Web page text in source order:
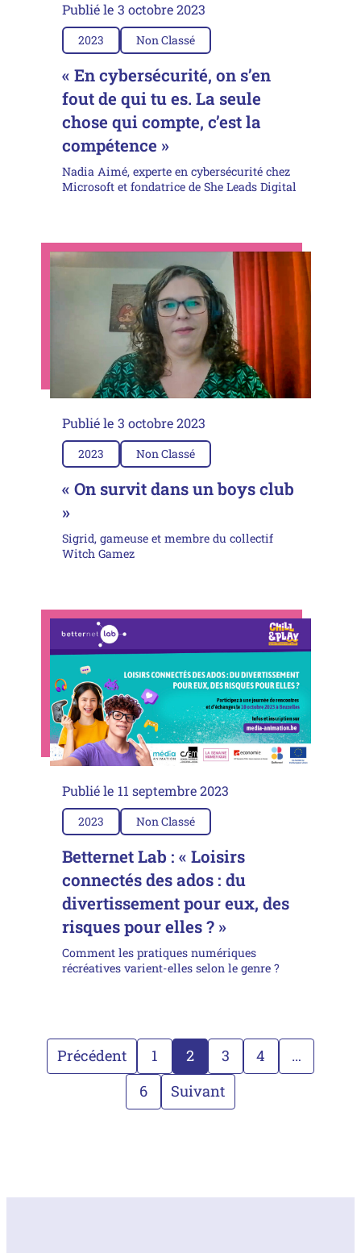
Publié le 3 octobre 2023
2023 Non Classé
« En cybersécurité, on s’en
fout de qui tu es. La seule
chose qui compte, c’est la
compétence »
Nadia Aimé, experte en cybersécurité chez
Microsoft et fondatrice de She Leads Digital
Publié le 3 octobre 2023
2023 Non Classé
« On survit dans un boys club
»
Sigrid, gameuse et membre du collectif
Witch Gamez
Publié le 11 septembre 2023
2023 Non Classé
Betternet Lab : « Loisirs
connectés des ados : du
divertissement pour eux, des
risques pour elles ? »
Comment les pratiques numériques
récréatives varient-elles selon le genre ?
Précédent 1 2 3 4
…
6
Suivant